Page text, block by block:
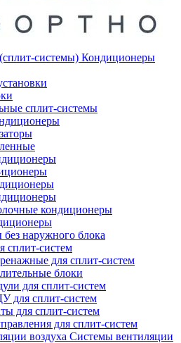
Кондиционеры
сплит-системы
кондиционеры
наружного блока
сплит-систем
для сплит-систем
блоки
для сплит-систем
для сплит-систем
для сплит-систем
для сплит-систем
Системы вентиляции